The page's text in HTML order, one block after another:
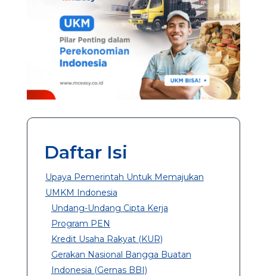
Daftar Isi
Upaya Pemerintah Untuk Memajukan
UMKM Indonesia
Undang-Undang Cipta Kerja
Program PEN
Kredit Usaha Rakyat (KUR)
Gerakan Nasional Bangga Buatan
Indonesia (Gernas BBI)